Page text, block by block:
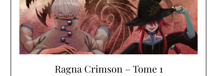
Ragna Crimson – Tome 1